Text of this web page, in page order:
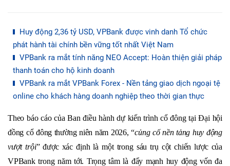
Huy động 2,36 tỷ USD, VPBank được vinh danh Tổ chức
phát hành tài chính bền vững tốt nhất Việt Nam
VPBank ra mắt tính năng NEO Accept: Hoàn thiện giải pháp
thanh toán cho hộ kinh doanh
VPBank ra mắt VPBank Forex - Nền tảng giao dịch ngoại tệ
online cho khách hàng doanh nghiệp theo thời gian thực
Theo báo cáo của Ban điều hành dự kiến trình cổ đông tại Đại hội
đồng cổ đông thường niên năm 2026, “củng cố nền tảng huy động
vượt trội” được xác định là một trong sáu trụ cột chiến lược của
VPBank trong năm tới. Trọng tâm là đẩy mạnh huy động vốn đa